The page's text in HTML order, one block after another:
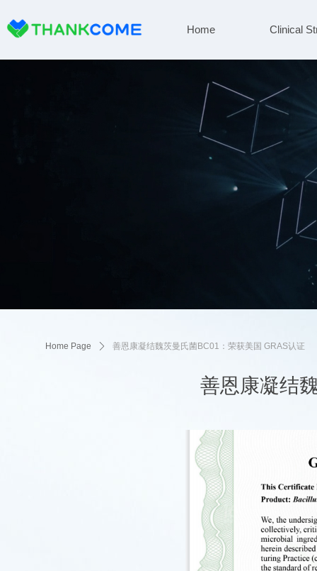
Home Clinical
善恩康凝结
Home Page ꄲ 善恩康凝结魏茨曼氏菌BC01：荣获美国 GRAS认证